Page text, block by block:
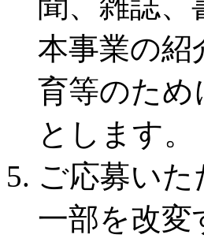
本事業の紹
育等のため
とします。
ご応募い
一部を改